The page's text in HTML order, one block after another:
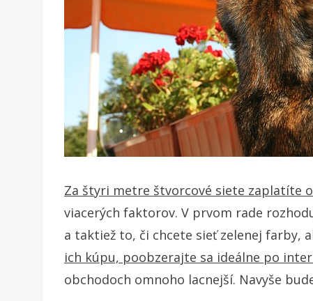
Za štyri metre štvorcové siete zaplatíte
viacerých faktorov. V prvom rade
a taktiež to, či chcete sieť zelenej farby,
ich kúpu, poobzerajte sa ideálne po
obchodoch omnoho lacnejší. Navyše